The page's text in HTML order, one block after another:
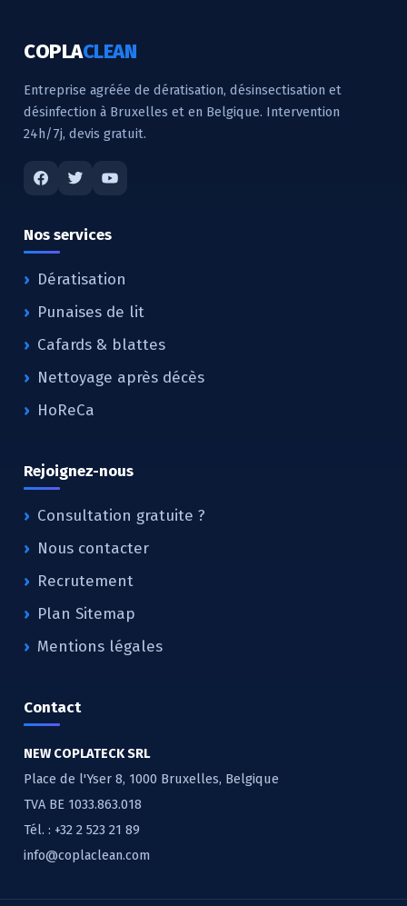
COPLACLEAN
Entreprise agréée de dératisation, désinsectisation et
désinfection à Bruxelles et en Belgique. Intervention
24h/7j, devis gratuit.
Nos services
Dératisation
Punaises de lit
Cafards & blattes
Nettoyage après décès
HoReCa
Rejoignez-nous
Consultation gratuite ?
Nous contacter
Recrutement
Plan Sitemap
Mentions légales
Contact
NEW COPLATECK SRL
Place de l'Yser 8, 1000 Bruxelles, Belgique
TVA BE 1033.863.018
Tél. : +32 2 523 21 89
info@coplaclean.com